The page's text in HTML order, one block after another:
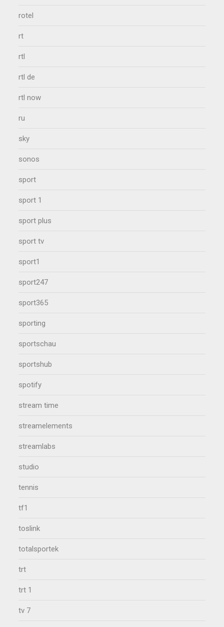
rotel
rt
rtl
rtl de
rtl now
ru
sky
sonos
sport
sport 1
sport plus
sport tv
sport1
sport247
sport365
sporting
sportschau
sportshub
spotify
stream time
streamelements
streamlabs
studio
tennis
tf1
toslink
totalsportek
trt
trt 1
tv 7